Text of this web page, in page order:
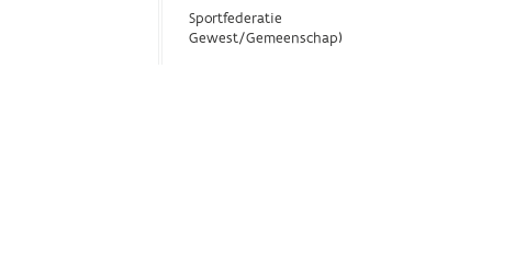
Sportfederatie
Gewest/Gemeenschap)